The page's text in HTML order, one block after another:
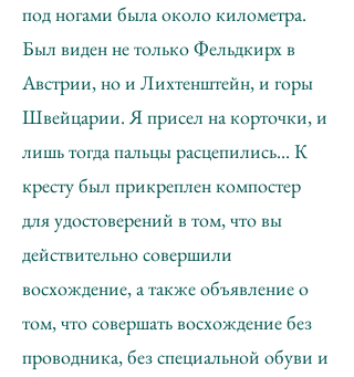
под ногами была около километра.
Был виден не только Фельдкирх в
Австрии, но и Лихтенштейн, и горы
Швейцарии. Я присел на корточки, и
лишь тогда пальцы расцепились... К
кресту был прикреплен компостер
для удостоверений в том, что вы
действительно совершили
восхождение, а также объявление о
том, что совершать восхождение без
проводника, без специальной обуви и